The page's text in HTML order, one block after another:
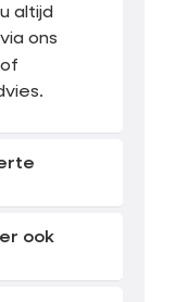
altijd
ons
of
ook